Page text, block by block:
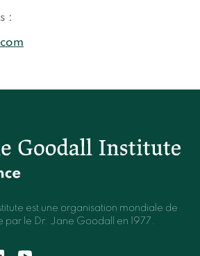
:
est une organisation mondiale de
le Dr. Jane Goodall en 1977.